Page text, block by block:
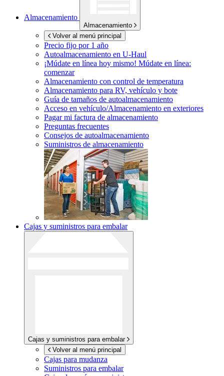
Almacenamiento
Almacenamiento
Volver al menú principal
Precio fijo por 1 año
Autoalmacenamiento en U-Haul
¡Múdate en línea hoy mismo! Múdate en línea:
comenzar
Almacenamiento con control de temperatura
Almacenamiento para RV, vehículo y bote
Guía de tamaños de autoalmacenamiento
Acceso en vehículo/Almacenamiento en exteriores
Pagar mi factura de almacenamiento
Preguntas frecuentes
Consejos de autoalmacenamiento
Suministros de almacenamiento
Cajas y suministros para embalar
Cajas y suministros para embalar
Volver al menú principal
Cajas para mudanza
Suministros para embalar